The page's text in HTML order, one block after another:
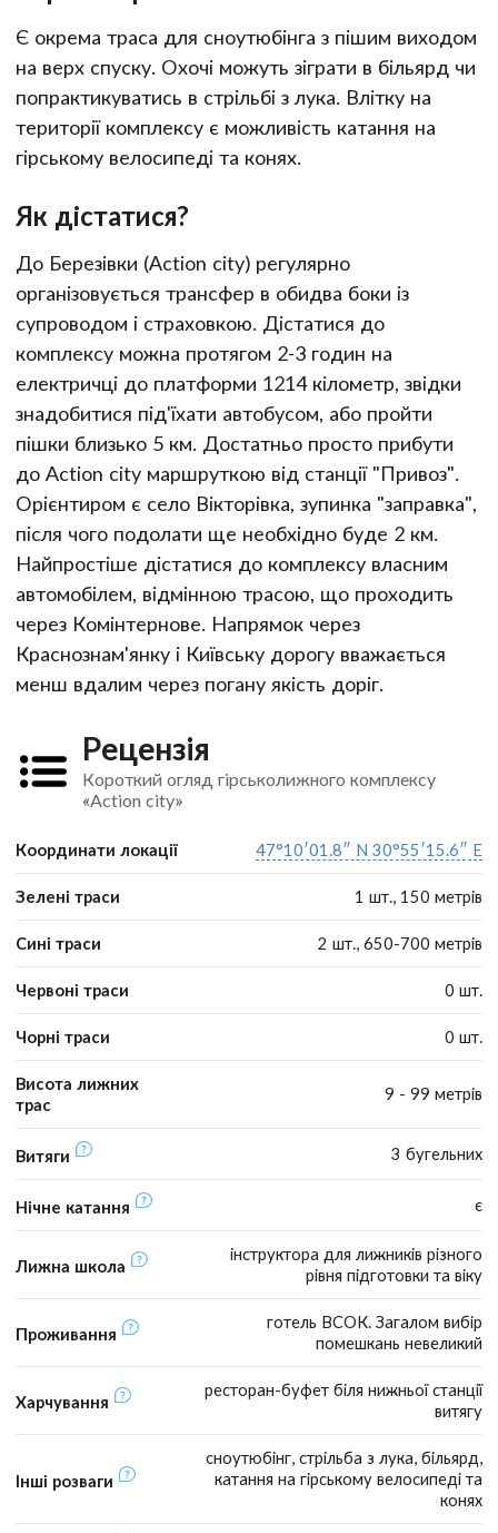
Є окрема траса для сноутюбінга з пішим виходом
на верх спуску. Охочі можуть зіграти в більярд чи
попрактикуватись в стрільбі з лука. Влітку на
території комплексу є можливість катання на
гірському велосипеді та конях.
Як дістатися?
До Березівки (Action city) регулярно
організовується трансфер в обидва боки із
супроводом і страховкою. Дістатися до
комплексу можна протягом 2-3 годин на
електричці до платформи 1214 кілометр, звідки
знадобитися під'їхати автобусом, або пройти
пішки близько 5 км. Достатньо просто прибути
до Action city маршруткою від станції "Привоз".
Орієнтиром є село Вікторівка, зупинка "заправка",
після чого подолати ще необхідно буде 2 км.
Найпростіше дістатися до комплексу власним
автомобілем, відмінною трасою, що проходить
через Комінтернове. Напрямок через
Краснознам'янку і Київську дорогу вважається
менш вдалим через погану якість доріг.
Рецензія
Короткий огляд гірськолижного комплексу
«Action city»
Координати локації 47°10′01.8″ N 30°55′15.6″ E
Зелені траси 1 шт., 150 метрів
Сині траси 2 шт., 650-700 метрів
Червоні траси 0 шт.
Чорні траси 0 шт.
Висота лижних
трас
9 - 99 метрів
Витяги 3 бугельних
Нічне катання є
Лижна школа
інструктора для лижників різного
рівня підготовки та віку
Проживання
готель ВСОК. Загалом вибір
помешкань невеликий
Харчування
ресторан-буфет біля нижньої станції
витягу
Інші розваги
сноутюбінг, стрільба з лука, більярд,
катання на гірському велосипеді та
конях